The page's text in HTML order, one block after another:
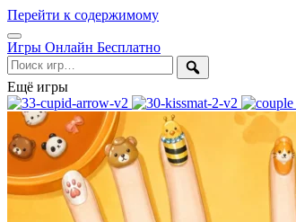
Перейти к содержимому
Открыть
меню
Игры Онлайн Бесплатно
Поиск
Ещё игры